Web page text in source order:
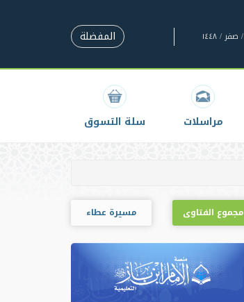
المفضلة
مراسلات سلة التسوق
مجموع الفتاوى مسيرة عطاء